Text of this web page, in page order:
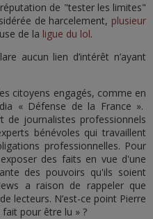
de "tester les limites"
de harcelement, plusieur
de la ligue du lol.
aucun lien d’intérêt n’ayant
citoyens engagés, comme en
« Défense de la France ».
de journalistes professionnels
bénévoles qui travaillent
professionnelles. Pour
des faits en vue d'une
des pouvoirs qu'ils soient
a raison de rappeler que
lecteurs. N’est-ce point Pierre
pour être lu » ?